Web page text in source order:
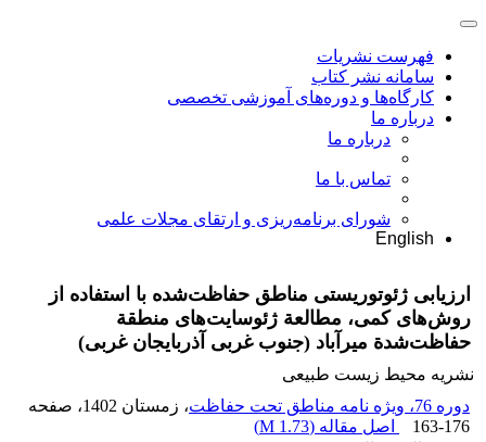
فهرست نشریات
سامانه نشر کتاب
کارگاه‌ها و دوره‌های آموزشی تخصصی
درباره ما
درباره ما
تماس با ما
شورای برنامه‌ریزی و ارتقای مجلات علمی
English
ارزیابی ژئوتوریستی مناطق حفاظت‌شده با استفاده از
روش‌های کمی، مطالعة ژئوسایت‌های منطقة
حفاظت‌شدة میرآباد (جنوب غربی آذربایجان غربی)
نشریه محیط زیست طبیعی
دوره 76، ویژه نامه مناطق تحت حفاظت
، زمستان 1402
، صفحه
163-176
اصل مقاله (1.73 M
)